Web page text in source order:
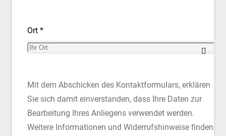
Ort *
Mit dem Abschicken des Kontaktformulars, erklären
Sie sich damit einverstanden, dass Ihre Daten zur
Bearbeitung Ihres Anliegens verwendet werden.
Weitere Informationen und Widerrufshinweise finden